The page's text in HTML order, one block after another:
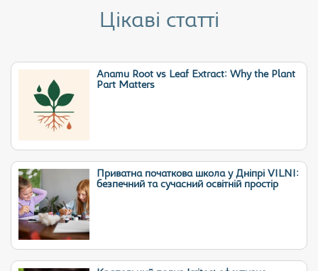
Цікаві статті
Anamu Root vs Leaf Extract: Why the Plant
Part Matters
Приватна початкова школа у Дніпрі VILNI:
безпечний та сучасний освітній простір